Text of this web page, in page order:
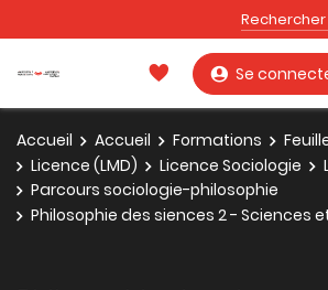
Se
Accueil Accueil Formations
Licence (LMD)
Licence Sociologie
Parcours sociologie-philosophie
Philosophie des siences 2 - Sciences